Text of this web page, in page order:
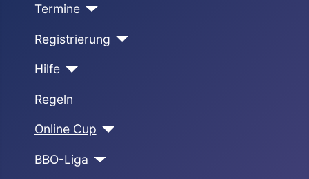
Termine
Registrierung
Hilfe
Regeln
Online Cup
BBO-Liga